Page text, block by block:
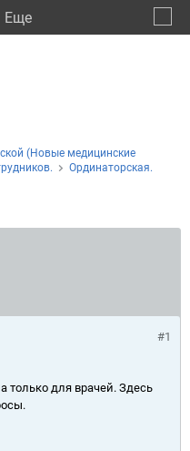
Eще
(Новые медицинские
Ординаторская.
#1
только для врачей. Здесь